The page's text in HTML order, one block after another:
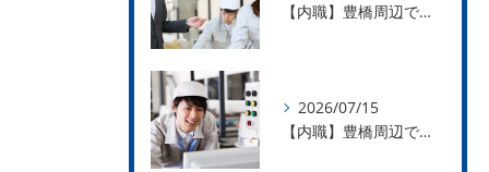
【内職】豊橋周辺で内職のお仕事を探している方募集中！【お仕事の内容】
2026/07/15
【内職】豊橋周辺で内職のお仕事を探している方募集中！【急な学級閉鎖も安心】